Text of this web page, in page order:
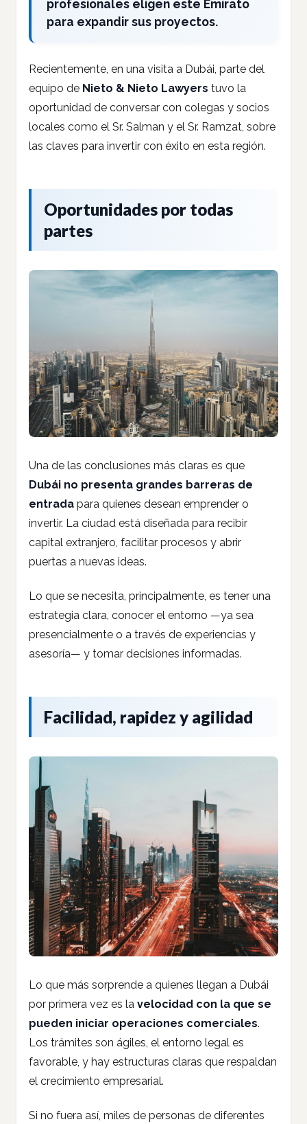
profesionales eligen este Emirato
para expandir sus proyectos.
Recientemente, en una visita a Dubái, parte del
equipo de Nieto & Nieto Lawyers tuvo la
oportunidad de conversar con colegas y socios
locales como el Sr. Salman y el Sr. Ramzat, sobre
las claves para invertir con éxito en esta región.
Oportunidades por todas
partes
Una de las conclusiones más claras es que
Dubái no presenta grandes barreras de
entrada para quienes desean emprender o
invertir. La ciudad está diseñada para recibir
capital extranjero, facilitar procesos y abrir
puertas a nuevas ideas.
Lo que se necesita, principalmente, es tener una
estrategia clara, conocer el entorno —ya sea
presencialmente o a través de experiencias y
asesoría— y tomar decisiones informadas.
Facilidad, rapidez y agilidad
Lo que más sorprende a quienes llegan a Dubái
por primera vez es la velocidad con la que se
pueden iniciar operaciones comerciales.
Los trámites son ágiles, el entorno legal es
favorable, y hay estructuras claras que respaldan
el crecimiento empresarial.
Si no fuera así, miles de personas de diferentes